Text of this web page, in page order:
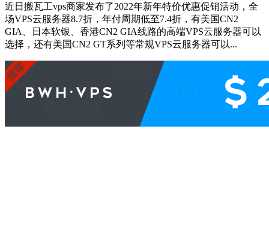
近日搬瓦工vps商家发布了2022年新年特价优惠促销活动，全
场VPS云服务器8.7折，年付周期低至7.4折，有美国CN2
GIA、日本软银、香港CN2 GIA线路的高端VPS云服务器可以
选择，还有美国CN2 GT系列等常规VPS云服务器可以...